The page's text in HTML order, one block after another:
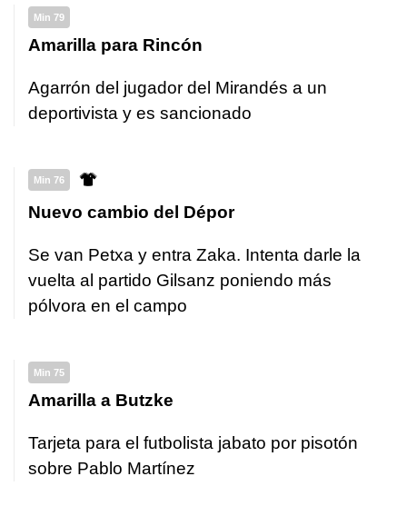
Min 79
Amarilla para Rincón
Agarrón del jugador del Mirandés a un
deportivista y es sancionado
Min 76
Nuevo cambio del Dépor
Se van Petxa y entra Zaka. Intenta darle la
vuelta al partido Gilsanz poniendo más
pólvora en el campo
Min 75
Amarilla a Butzke
Tarjeta para el futbolista jabato por pisotón
sobre Pablo Martínez